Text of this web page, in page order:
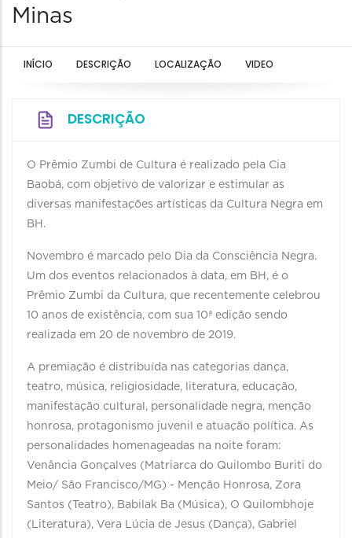
Minas
INÍCIO DESCRIÇÃO LOCALIZAÇÃO VIDEO
DESCRIÇÃO
O Prêmio Zumbi de Cultura é realizado pela Cia
Baobá, com objetivo de valorizar e estimular as
diversas manifestações artísticas da Cultura Negra em
BH.
Novembro é marcado pelo Dia da Consciência Negra.
Um dos eventos relacionados à data, em BH, é o
Prêmio Zumbi da Cultura, que recentemente celebrou
10 anos de existência, com sua 10ª edição sendo
realizada em 20 de novembro de 2019.
A premiação é distribuída nas categorias dança,
teatro, música, religiosidade, literatura, educação,
manifestação cultural, personalidade negra, menção
honrosa, protagonismo juvenil e atuação política. As
personalidades homenageadas na noite foram:
Venância Gonçalves (Matriarca do Quilombo Buriti do
Meio/ São Francisco/MG) - Menção Honrosa, Zora
Santos (Teatro), Babilak Ba (Música), O Quilombhoje
(Literatura), Vera Lúcia de Jesus (Dança), Gabriel